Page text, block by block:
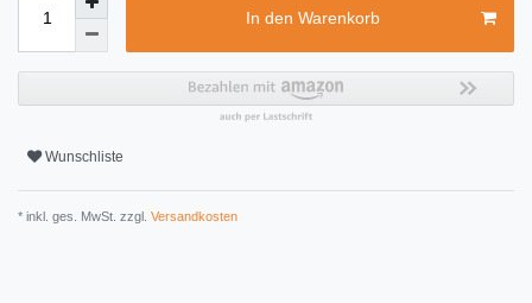
In den Warenkorb
Wunschliste
* inkl. ges. MwSt. zzgl. Versandkosten